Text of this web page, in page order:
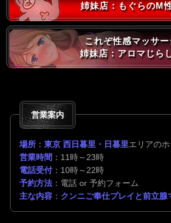
姉妹店：もぐらのM
これぞ性感マッサー
姉妹店：アロマじら
営業案内
場所 ： 東京 西日暮里・日暮里エリアの
営業時間 ：11時～23時
電話受付：10時～22時
予約方法 ：電話 or 予約フォーム
主な内容 ： クンニご奉仕プレイと前立腺